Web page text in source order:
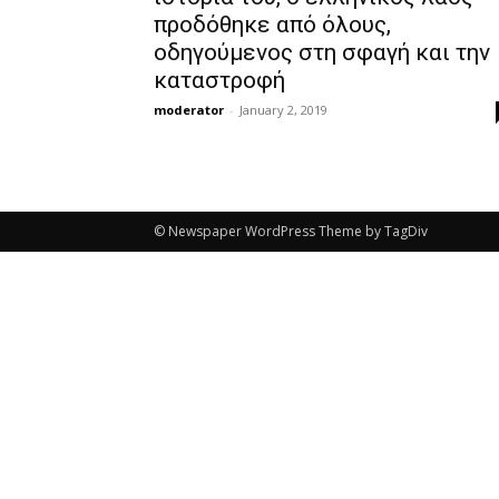
προδόθηκε από όλους,
οδηγούμενος στη σφαγή και την
καταστροφή
moderator - January 2, 2019
© Newspaper WordPress Theme by TagDiv